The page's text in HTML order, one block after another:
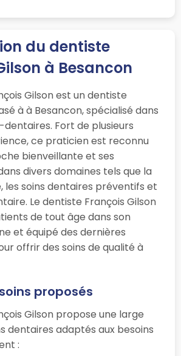
du dentiste
à Besancon
Gilson est un dentiste
à à Besancon, spécialisé dans
Fort de plusieurs
ce praticien est reconnu
bienveillante et ses
divers domaines tels que la
les soins dentaires préventifs et
Le dentiste François Gilson
de tout âge dans son
et équipé des dernières
offrir des soins de qualité à
proposés
Gilson propose une large
dentaires adaptés aux besoins
: